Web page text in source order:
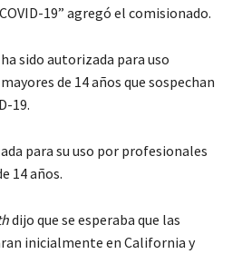
19” agregó el comisionado.
sido autorizada para uso
de 14 años que sospechan
19.
para su uso por profesionales
14 años.
dijo que se esperaba que las
inicialmente en California y